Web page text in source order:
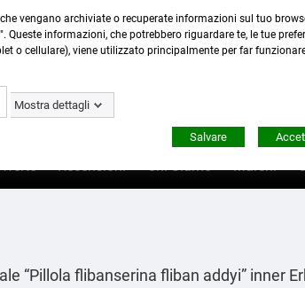
0423 22765- 345 8167305 -
Recensioni Chi Siamo Marchi
“Pillola flibanserina fliban addyi” inner
vengano archiviate o recuperate informazioni sul tuo
informazioni, che potrebbero riguardare te, le tue
o cellulare), viene utilizzato principalmente per far
Mostra dettagli
Salvare